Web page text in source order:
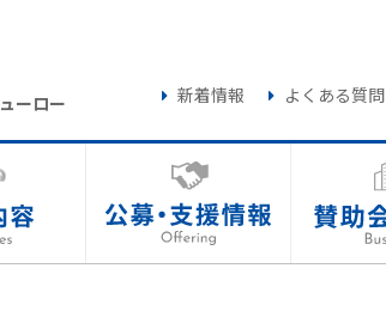
ーロー 新着情報 よくある質問